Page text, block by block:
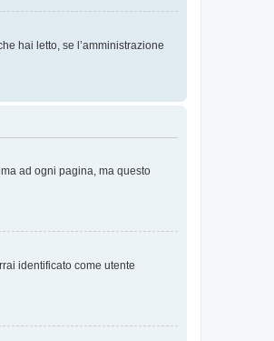
hai letto, se l’amministrazione
ad ogni pagina, ma questo
identificato come utente